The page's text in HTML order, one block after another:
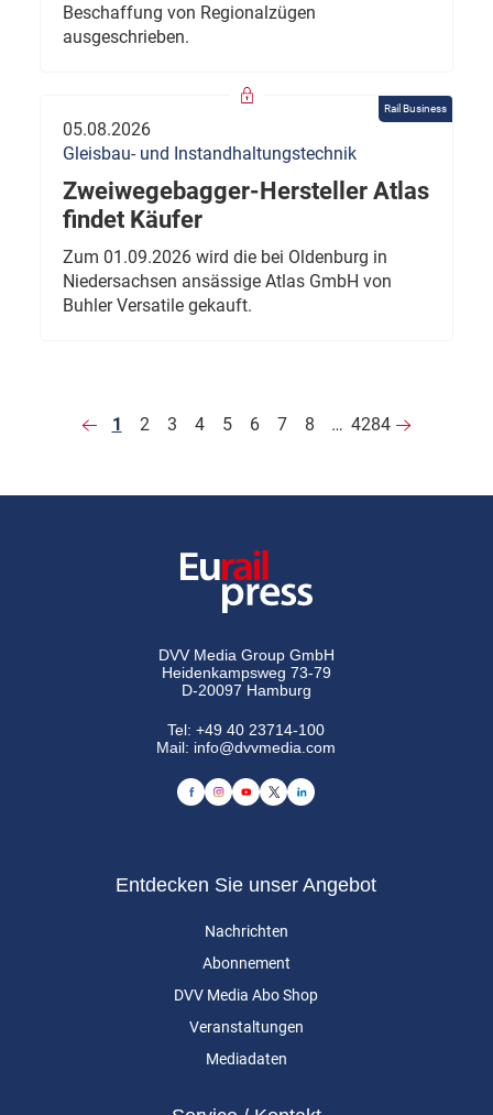
Beschaffung von Regionalzügen
ausgeschrieben.
Rail Business
05.08.2026
Gleisbau- und Instandhaltungstechnik
Zweiwegebagger-Hersteller Atlas
findet Käufer
Zum 01.09.2026 wird die bei Oldenburg in
Niedersachsen ansässige Atlas GmbH von
Buhler Versatile gekauft.
1 2 3 4 5 6 7 8 … 4284
DVV Media Group GmbH
Heidenkampsweg 73-79
D-20097 Hamburg
Tel:+49 40 23714-100
Mail: info@dvvmedia.com
Entdecken Sie unser Angebot
Nachrichten
Abonnement
DVV Media Abo Shop
Veranstaltungen
Mediadaten